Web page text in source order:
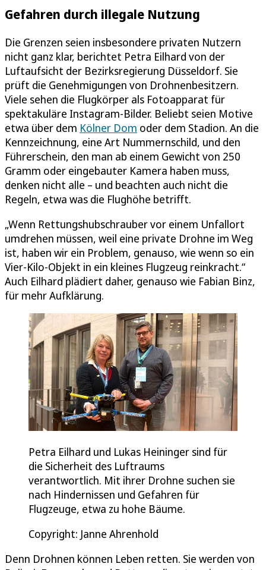
Gefahren durch illegale Nutzung
Die Grenzen seien insbesondere privaten Nutzern
nicht ganz klar, berichtet Petra Eilhard von der
Luftaufsicht der Bezirksregierung Düsseldorf. Sie
prüft die Genehmigungen von Drohnenbesitzern.
Viele sehen die Flugkörper als Fotoapparat für
spektakuläre Instagram-Bilder. Beliebt seien Motive
etwa über dem Kölner Dom oder dem Stadion. An die
Kennzeichnung, eine Art Nummernschild, und den
Führerschein, den man ab einem Gewicht von 250
Gramm oder eingebauter Kamera haben muss,
denken nicht alle – und beachten auch nicht die
Regeln, etwa was die Flughöhe betrifft.
„Wenn Rettungshubschrauber vor einem Unfallort
umdrehen müssen, weil eine private Drohne im Weg
ist, haben wir ein Problem, genauso, wie wenn so ein
Vier-Kilo-Objekt in ein kleines Flugzeug reinkracht.“
Auch Eilhard plädiert daher, genauso wie Fabian Binz,
für mehr Aufklärung.
Petra Eilhard und Lukas Heininger sind für
die Sicherheit des Luftraums
verantwortlich. Mit ihrer Drohne suchen sie
nach Hindernissen und Gefahren für
Flugzeuge, etwa zu hohe Bäume.
Copyright: Janne Ahrenhold
Denn Drohnen können Leben retten. Sie werden von